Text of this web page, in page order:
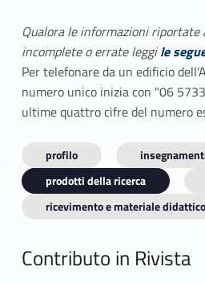
Qualora le informazioni
incomplete o errate leggile
Per telefonare da un edificio
numero unico inizia con "06
ultime quattro cifre del numero
profilo
prodotti della ricerca
ricevimento e materiale didattico
Contributo in Rivista